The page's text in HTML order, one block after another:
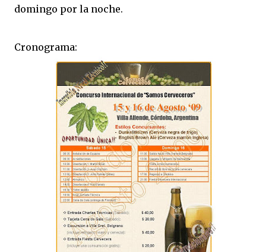
domingo por la noche.
Cronograma: